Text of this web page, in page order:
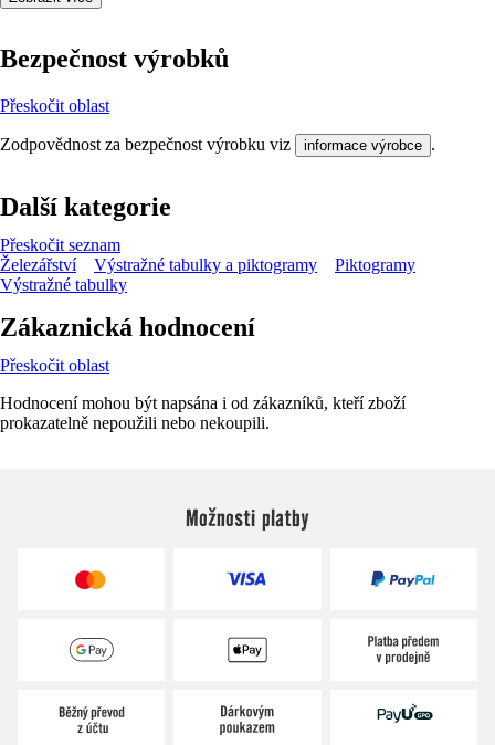
Bezpečnost výrobků
Přeskočit oblast
Zodpovědnost za bezpečnost výrobku viz informace výrobce .
Další kategorie
Přeskočit seznam
Železářství
Výstražné tabulky a piktogramy
Piktogramy
Výstražné tabulky
Zákaznická hodnocení
Přeskočit oblast
Hodnocení mohou být napsána i od zákazníků, kteří zboží
prokazatelně nepoužili nebo nekoupili.
Možnosti platby